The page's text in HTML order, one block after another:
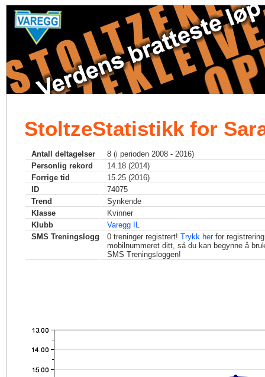
StoltzeStatistikk for
Antall deltagelser
8 (i perioden 2008 - 2016)
Personlig rekord
14.18 (2014)
Forrige tid
15.25 (2016)
ID
74075
Trend
Synkende
Klasse
Kvinner
Klubb
Varegg IL
SMS Treningslogg
0 treninger registrert! Trykk herfor
mobilnummeret ditt, så du kan begynne å
SMS Treningsloggen!